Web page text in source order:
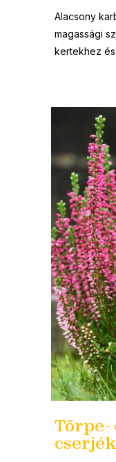
Alacsony
magassági
kertekhez
Törpe-
cserjék